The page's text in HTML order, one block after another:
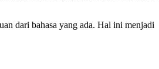
dari bahasa yang ada. Hal ini menjadi